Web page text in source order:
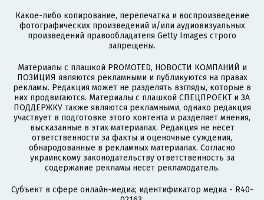
Какое-либо копирование, перепечатка и воспроизведение
фотографических произведений и/или аудиовизуальных
произведений правообладателя Getty Images строго
запрещены.
Материалы с плашкой PROMOTED, НОВОСТИ КОМПАНИЙ и
ПОЗИЦИЯ являются рекламными и публикуются на правах
рекламы. Редакция может не разделять взгляды, которые в
них продвигаются. Материалы с плашкой СПЕЦПРОЕКТ и ЗА
ПОДДЕРЖКУ также являются рекламными, однако редакция
участвует в подготовке этого контента и разделяет мнения,
высказанные в этих материалах. Редакция не несет
ответственности за факты и оценочные суждения,
обнародованные в рекламных материалах. Согласно
украинскому законодательству ответственность за
содержание рекламы несет рекламодатель.
Субъект в сфере онлайн-медиа; идентификатор медиа - R40-